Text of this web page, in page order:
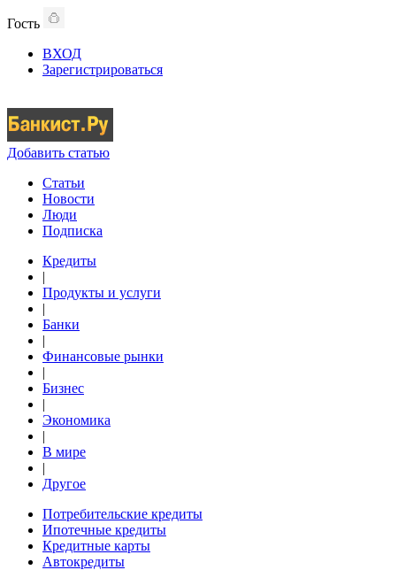
Гость
ВХОД
Зарегистрироваться
Добавить статью
Статьи
Новости
Люди
Подписка
Кредиты
|
Продукты и услуги
|
Банки
|
Финансовые рынки
|
Бизнес
|
Экономика
|
В мире
|
Другое
Потребительские кредиты
Ипотечные кредиты
Кредитные карты
Автокредиты